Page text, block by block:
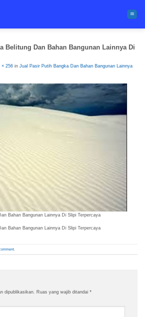
Belitung Dan Bahan Bangunan Lainnya Di
× 256 in Jual Pasir Putih Bangka Dan Bahan Bangunan Lainnya
Bahan Bangunan Lainnya Di Slipi Terpercaya
Bahan Bangunan Lainnya Di Slipi Terpercaya
.
dipublikasikan. Ruas yang wajib ditandai *